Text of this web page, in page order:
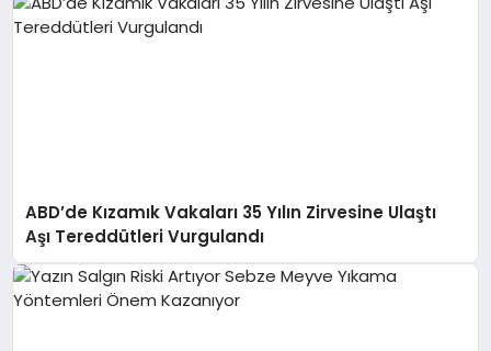
ABD’de Kızamık Vakaları 35 Yılın Zirvesine Ulaştı
Aşı Tereddütleri Vurgulandı